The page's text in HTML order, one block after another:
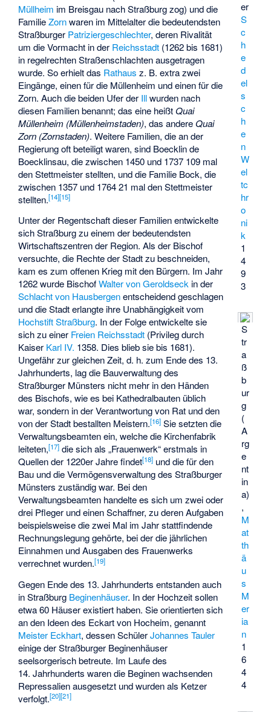
er
S
c
h
e
d
el
s
c
h
e
n
W
el
tc
hr
o
ni
k
1
4
9
3
S
tr
a
ß
b
ur
g
(
A
rg
e
nt
in
a)
,
M
at
th
ä
u
s
M
er
ia
n
1
6
4
4
Müllheim im Breisgau nach Straßburg zog) und die
FamilieZornwaren im Mittelalter die bedeutendsten
Straßburger Patriziergeschlechter, deren Rivalität
um die Vormacht in der Reichsstadt (1262 bis 1681)
in regelrechten Straßenschlachten ausgetragen
wurde. So erhielt das Rathaus z. B. extra zwei
Eingänge, einen für die Müllenheim und einen für die
Zorn. Auch die beiden Ufer der Illwurden nach
diesen Familien benannt; das eine heißtQuai
Müllenheim (Müllenheimstaden), das andereQuai
Zorn (Zornstaden). Weitere Familien, die an der
Regierung oft beteiligt waren, sind Boecklin de
Boecklinsau, die zwischen 1450 und 1737 109 mal
denStettmeisterstellten, und die Familie Bock, die
zwischen 1357 und 1764 21 mal den Stettmeister
stellten.[14][15]
Unter der Regentschaft dieser Familien entwickelte
sich Straßburg zu einem der bedeutendsten
Wirtschaftszentren der Region. Als der Bischof
versuchte, die Rechte der Stadt zu beschneiden,
kam es zum offenen Krieg mit den Bürgern. Im Jahr
1262 wurde BischofWalter von Geroldseck in der
Schlacht von Hausbergenentscheidend geschlagen
und die Stadt erlangte ihre Unabhängigkeit vom
Hochstift Straßburg. In der Folge entwickelte sie
sich zu einer Freien Reichsstadt (Privileg durch
Kaiser Karl IV. 1358. Dies blieb sie bis 1681).
Ungefähr zur gleichen Zeit, d. h. zum Ende des 13.
Jahrhunderts, lag die Bauverwaltung des
Straßburger Münsters nicht mehr in den Händen
des Bischofs, wie es bei Kathedralbauten üblich
war, sondern in der Verantwortung von Rat und den
von der Stadt bestallten Meistern.[16] Sie setzten die
Verwaltungsbeamten ein, welche die Kirchenfabrik
leiteten,[17] die sich als „Frauenwerk“ erstmals in
Quellen der 1220er Jahre findet[18] und die für den
Bau und die Vermögensverwaltung des Straßburger
Münsters zuständig war. Bei den
Verwaltungsbeamten handelte es sich um zwei oder
drei Pfleger und einen Schaffner, zu deren Aufgaben
beispielsweise die zwei Mal im Jahr stattfindende
Rechnungslegung gehörte, bei der die jährlichen
Einnahmen und Ausgaben des Frauenwerks
verrechnet wurden.[19]
Gegen Ende des 13. Jahrhunderts entstanden auch
in Straßburg Beginenhäuser. In der Hochzeit sollen
etwa 60 Häuser existiert haben. Sie orientierten sich
an den Ideen des Eckart von Hocheim, genannt
Meister Eckhart, dessen SchülerJohannes Tauler
einige der Straßburger Beginenhäuser
seelsorgerisch betreute. Im Laufe des
14. Jahrhunderts waren die Beginen wachsenden
Repressalien ausgesetzt und wurden als Ketzer
verfolgt.[20][21]